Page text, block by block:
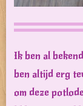
Ik ben al
ben altijd erg
om deze